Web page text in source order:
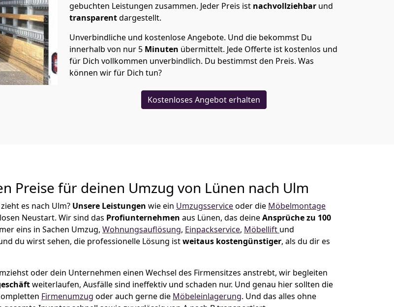
gebuchten Leistungen zusammen. Jeder Preis ist nachvollziehbar und
transparentdargestellt.
Unverbindliche und kostenlose Angebote. Und die bekommst Du
innerhalb von nur 5 Minuten übermittelt. Jede Offerte ist kostenlos und
für Dich vollkommen unverbindlich. Du bestimmst den Preis. Was
können wir für Dich tun?
Kostenloses Angebot erhalten
Preise für deinen Umzug von Lünen nach Ulm
es nach Ulm? Unsere Leistungen wie ein Umzugsserviceoder die Möbelmontage
Neustart. Wir sind das Profiunternehmen aus Lünen, das deineAnsprüche zu 100
eins in Sachen Umzug, Wohnungsauflösung, Einpackservice, Möbellift und
du wirst sehen, die professionelle Lösung istweitaus kostengünstiger, als du dir es
oder dein Unternehmen einen Wechsel des Firmensitzes anstrebt, wir begleiten
weiterlaufen, Ausfälle sind ineffektiv und schaden nur. Und genau hier sollten die
Firmenumzug oder auch gerne die Möbeleinlagerung. Und das alles ohne